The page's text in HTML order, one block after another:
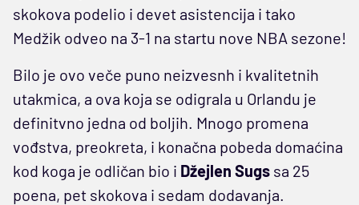
skokova podelio i devet asistencija i tako
Medžik odveo na 3-1 na startu nove NBA sezone!
Bilo je ovo veče puno neizvesnh i kvalitetnih
utakmica, a ova koja se odigrala u Orlandu je
definitvno jedna od boljih. Mnogo promena
vođstva, preokreta, i konačna pobeda domaćina
kod koga je odličan bio i Džejlen Sugs sa 25
poena, pet skokova i sedam dodavanja.